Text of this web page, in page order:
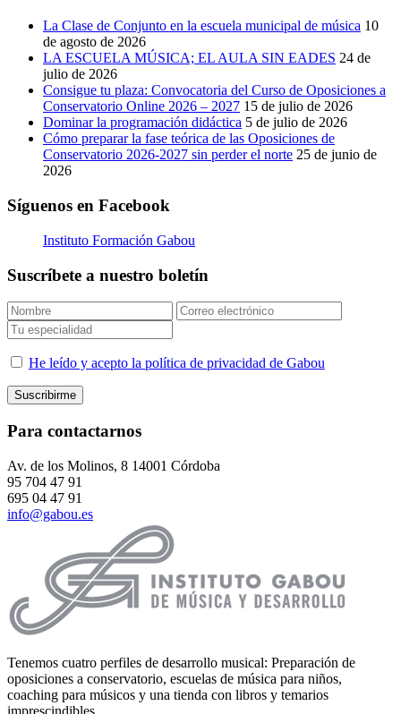
La Clase de Conjunto en la escuela municipal de música 10
de agosto de 2026
LA ESCUELA MÚSICA; EL AULA SIN EADES 24 de
julio de 2026
Consigue tu plaza: Convocatoria del Curso de Oposiciones a
Conservatorio Online 2026 – 2027 15 de julio de 2026
Dominar la programación didáctica 5 de julio de 2026
Cómo preparar la fase teórica de las Oposiciones de
Conservatorio 2026-2027 sin perder el norte 25 de junio de
2026
Síguenos en Facebook
Instituto Formación Gabou
Suscríbete a nuestro boletín
He leído y acepto la política de privacidad de Gabou
Para contactarnos
Av. de los Molinos, 8 14001 Córdoba
95 704 47 91
695 04 47 91
info@gabou.es
Tenemos cuatro perfiles de desarrollo musical: Preparación de
oposiciones a conservatorio, escuelas de música para niños,
coaching para músicos y una tienda con libros y temarios
imprescindibles.